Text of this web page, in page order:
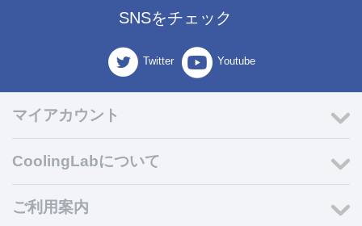
SNSをチェック
Twitter Youtube
マイアカウント
CoolingLabについて
ご利用案内